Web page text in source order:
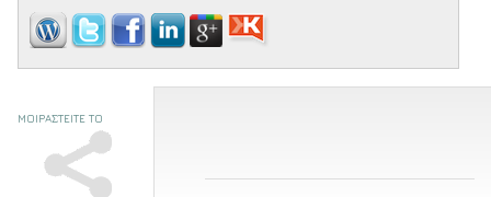
ΜΟΙΡΑΣΤΕΙΤΕ ΤΟ